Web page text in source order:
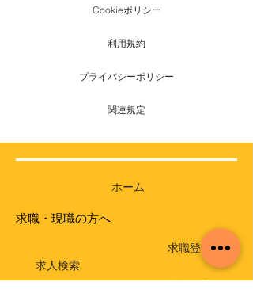
Cookieポリシー
利用規約
プライバシーポリシー
関連規定
ホーム
求職・現職の方へ
求人検索
求職登録